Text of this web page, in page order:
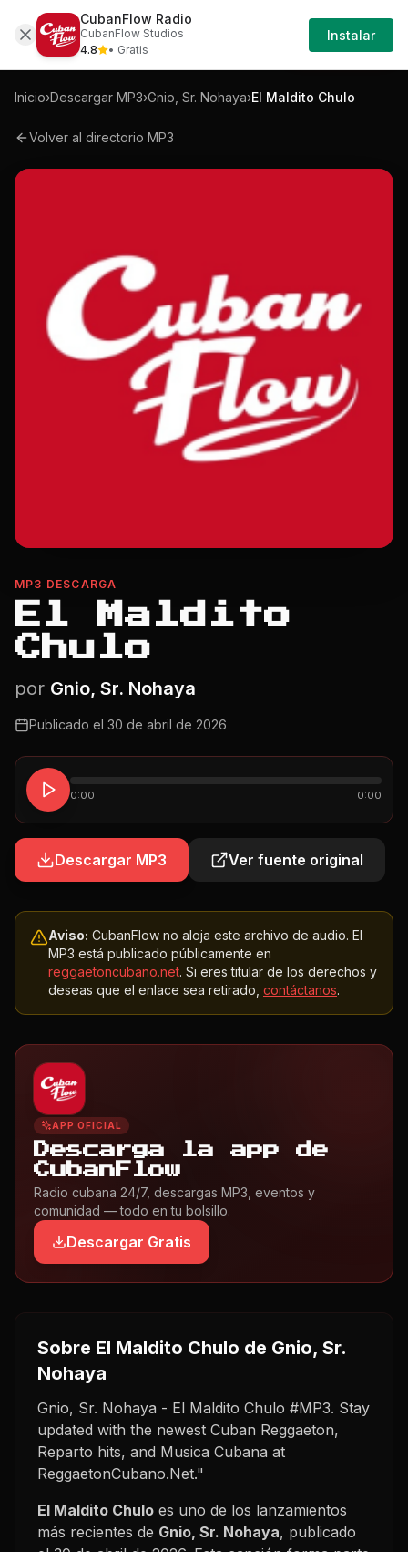
Mp3 Gnio-sr-nohaya-el-maldito-chulo-mp3
Iniciar
Sesión
Inicio›Descargar MP3›Gnio, Sr. Nohaya›El Maldito Chulo
Volver al directorio MP3
MP3 DESCARGA
El Maldito
Chulo
por Gnio, Sr. Nohaya
Publicado el 30 de abril de 2026
0:00 0:00
Descargar MP3 Ver fuente original
Aviso: CubanFlow no aloja este archivo de audio. El
MP3 está publicado públicamente en
reggaetoncubano.net. Si eres titular de los derechos y
deseas que el enlace sea retirado, contáctanos.
APP OFICIAL
Descarga la app de
CubanFlow
Radio cubana 24/7, descargas MP3, eventos y
comunidad — todo en tu bolsillo.
Descargar Gratis
Sobre El Maldito Chulo de Gnio, Sr.
Nohaya
Gnio, Sr. Nohaya - El Maldito Chulo #MP3. Stay
updated with the newest Cuban Reggaeton,
Reparto hits, and Musica Cubana at
ReggaetonCubano.Net."
El Maldito Chulo es uno de los lanzamientos
más recientes de Gnio, Sr. Nohaya, publicado
CubanFlow Radio
CubanFlow Studios
4.8
• Gratis
Instalar